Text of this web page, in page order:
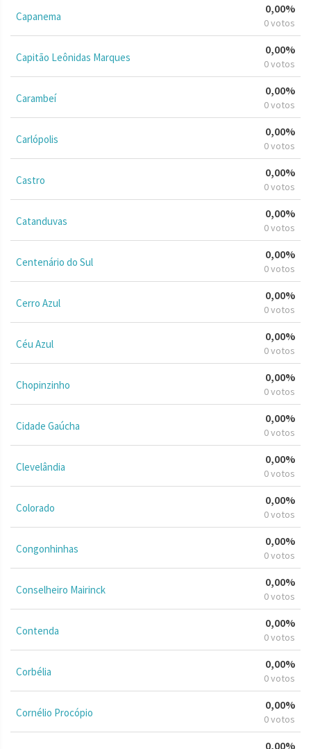
Capanema
0,00%
0 votos
Capitão Leônidas Marques
0,00%
0 votos
Carambeí
0,00%
0 votos
Carlópolis
0,00%
0 votos
Castro
0,00%
0 votos
Catanduvas
0,00%
0 votos
Centenário do Sul
0,00%
0 votos
Cerro Azul
0,00%
0 votos
Céu Azul
0,00%
0 votos
Chopinzinho
0,00%
0 votos
Cidade Gaúcha
0,00%
0 votos
Clevelândia
0,00%
0 votos
Colorado
0,00%
0 votos
Congonhinhas
0,00%
0 votos
Conselheiro Mairinck
0,00%
0 votos
Contenda
0,00%
0 votos
Corbélia
0,00%
0 votos
Cornélio Procópio
0,00%
0 votos
0,00%